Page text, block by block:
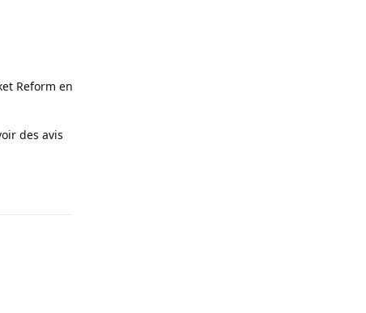
Reform en
des avis